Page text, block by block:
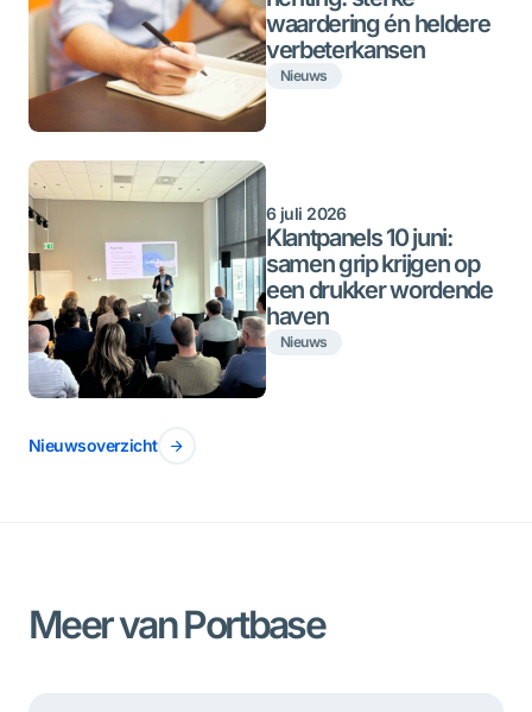
waardering én heldere
verbeterkansen
Nieuws
6 juli 2026
Klantpanels 10 juni:
samen grip krijgen op
een drukker wordende
haven
Nieuws
Nieuwsoverzicht
Meer van Portbase